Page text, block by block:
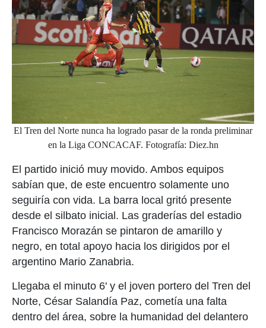
El Tren del Norte nunca ha logrado pasar de la ronda preliminar
en la Liga CONCACAF. Fotografía: Diez.hn
El partido inició muy movido. Ambos equipos
sabían que, de este encuentro solamente uno
seguiría con vida. La barra local gritó presente
desde el silbato inicial. Las graderías del estadio
Francisco Morazán se pintaron de amarillo y
negro, en total apoyo hacia los dirigidos por el
argentino Mario Zanabria.
Llegaba el minuto 6' y el joven portero del Tren del
Norte, César Salandía Paz, cometía una falta
dentro del área, sobre la humanidad del delantero